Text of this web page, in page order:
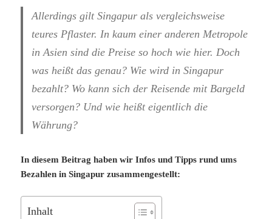
Allerdings gilt Singapur als vergleichsweise
teures Pflaster. In kaum einer anderen Metropole
in Asien sind die Preise so hoch wie hier. Doch
was heißt das genau? Wie wird in Singapur
bezahlt? Wo kann sich der Reisende mit Bargeld
versorgen? Und wie heißt eigentlich die
Währung?
In diesem Beitrag haben wir Infos und Tipps rund ums
Bezahlen in Singapur zusammengestellt:
Inhalt